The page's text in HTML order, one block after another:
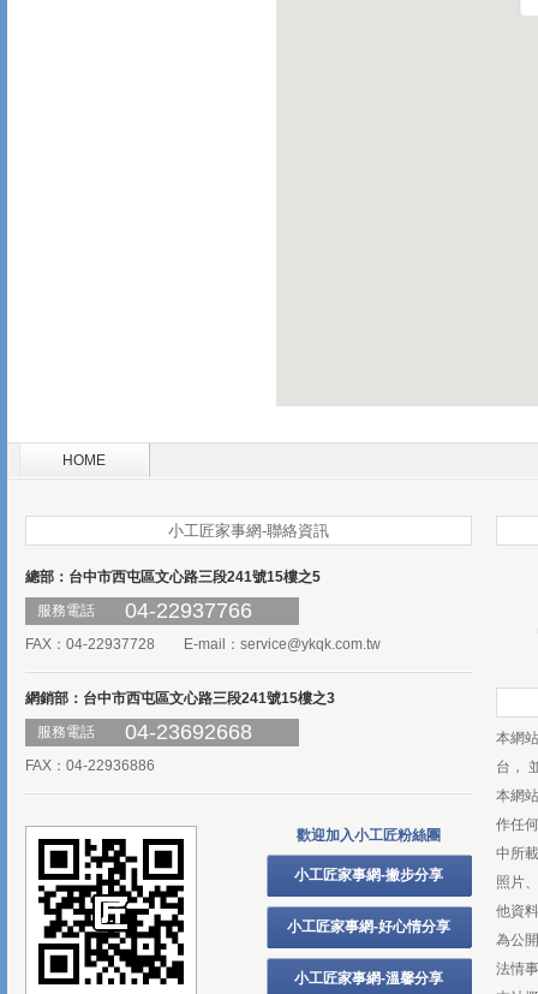
HOME
小工匠家事網-聯絡資訊
總部：台中市西屯區文心路三段241號15樓之5
服務電話
04-22937766
FAX：04-22937728 E-mail： service@ykqk.com.tw
網銷部：台中市西屯區文心路三段241號15樓之3
服務電話
04-23692668
FAX：04-22936886
歡迎加入小工匠粉絲團
小工匠家事網-撇步分享
小工匠家事網-好心情分享
小工匠家事網-溫馨分享
本網
台，
本網
作任
中所
照片
他資
為公
法情